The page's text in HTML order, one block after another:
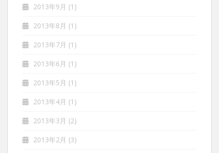
2013年9月 (1)
2013年8月 (1)
2013年7月 (1)
2013年6月 (1)
2013年5月 (1)
2013年4月 (1)
2013年3月 (2)
2013年2月 (3)